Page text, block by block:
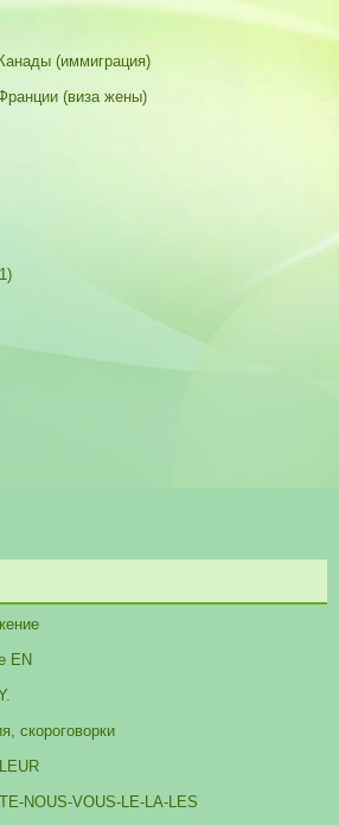
(иммиграция)
(виза жены)
EN
скороговорки
NOUS-VOUS-LE-LA-LES